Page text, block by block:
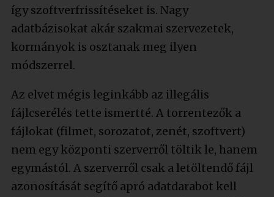
így szoftverfrissítéseket is. Nagy
adatbázisokat akár szakmai szervezetek,
kormányok is osztanak meg ilyen
módszerrel.
Az elvet mégis leginkább az illegális
fájlcserélés tette ismertté. A torrentezők a
fájlokat (filmet, sorozatot, zenét, szoftvert)
nem egy központi szerverről töltik le, hanem
egymástól. A szerverről csak a letöltendő fájl
azonosítását segítő apró adatdarabot kell